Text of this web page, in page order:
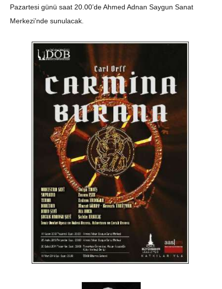
Pazartesi günü saat 20.00’de Ahmed Adnan Saygun Sanat
Merkezi’nde sunulacak.